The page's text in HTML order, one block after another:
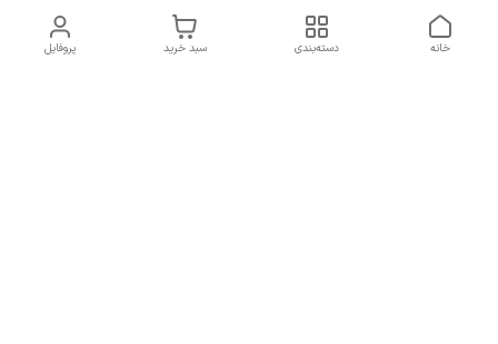
پروفایل سبد خرید دسته‌بندی خانه